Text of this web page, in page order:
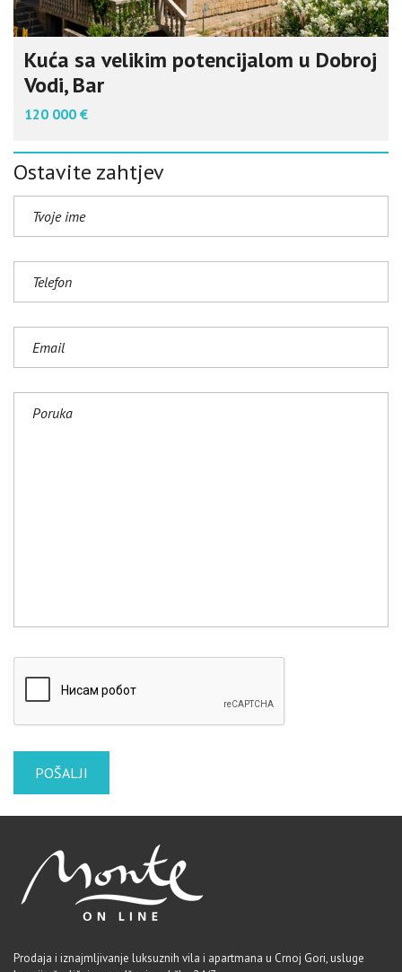
Kuća sa velikim potencijalom u Dobroj
Vodi, Bar
120 000 €
Ostavite zahtjev
Prodaja i iznajmljivanje luksuznih vila i apartmana u Crnoj Gori, usluge